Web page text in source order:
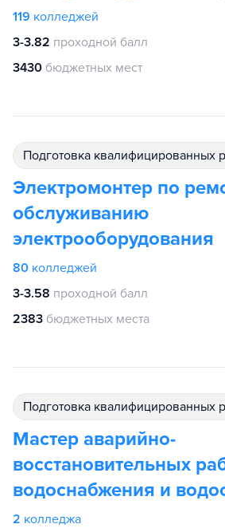
119 колледжей
3-3.82 проходной балл
3430 бюджетных мест
подготовка квалифицированных
Электромонтер по
обслуживанию
электрооборудования
80 колледжей
3-3.58 проходной балл
2383 бюджетных места
подготовка квалифицированных
Мастер аварийно-
восстановительных
водоснабжения и
2 колледжа